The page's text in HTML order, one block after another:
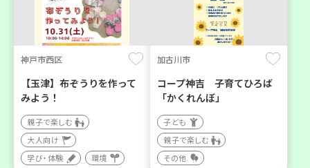
神戸市西区
【玉津】布ぞうりを作って
みよう！
親子で楽しむ
大人向け
学び・体験
環境
加古川市
コープ神吉 子育てひろば
「かくれんぼ」
子ども
親子で楽しむ
その他